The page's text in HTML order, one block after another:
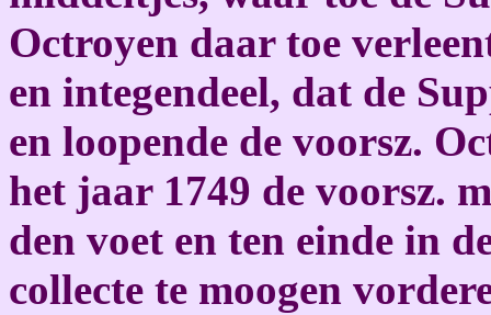
Octroyen daar toe
en integendeel, dat de
en loopende de voorsz.
het jaar 1749 de voorsz.
den voet en ten einde in
collecte te moogen